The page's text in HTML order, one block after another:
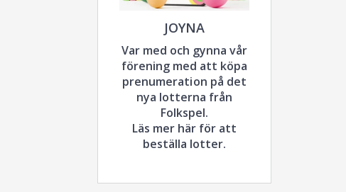
JOYNA
Var med och gynna vår
förening med att köpa
prenumeration på det
nya lotterna från
Folkspel.
Läs mer här för att
beställa lotter.